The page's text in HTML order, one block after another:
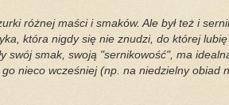
różnej maści i smaków. Ale był też i
która nigdy się nie znudzi, do której
swój smak, swoją "sernikowość", ma
nieco wcześniej (np. na niedzielny obiad